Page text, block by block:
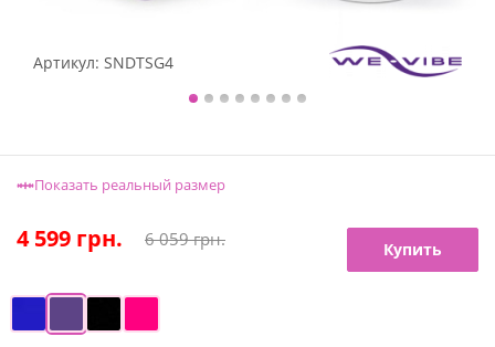
Артикул: SNDTSG4
Показать реальный размер
4 599 грн. 6 059грн. Купить